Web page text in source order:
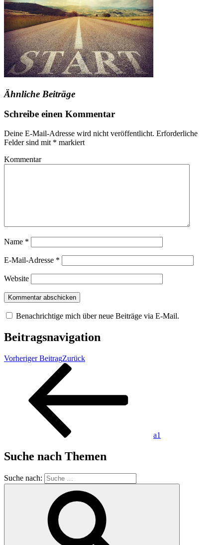
Ähnliche Beiträge
Schreibe einen Kommentar
Deine E-Mail-Adresse wird nicht veröffentlicht. Erforderliche
Felder sind mit * markiert
Kommentar
Name *
E-Mail-Adresse *
Website
Benachrichtige mich über neue Beiträge via E-Mail.
Beitragsnavigation
Vorheriger BeitragZurück
a1
Suche nach Themen
Suche nach: